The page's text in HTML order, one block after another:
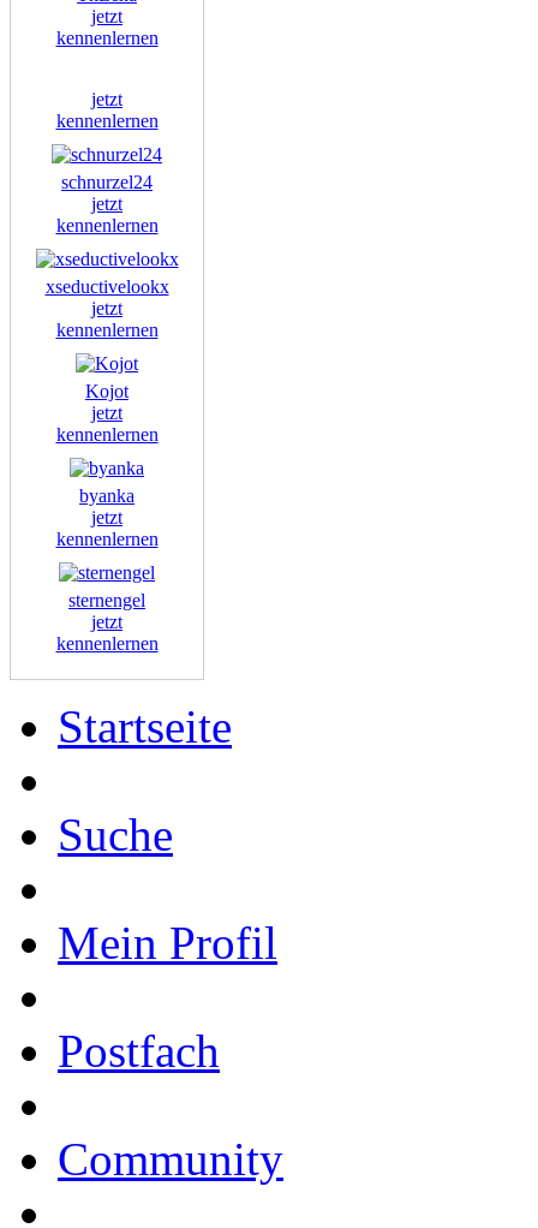
jetzt
kennenlernen
jetzt
kennenlernen
schnurzel24
jetzt
kennenlernen
xseductivelookx
jetzt
kennenlernen
Kojot
jetzt
kennenlernen
byanka
jetzt
kennenlernen
sternengel
jetzt
kennenlernen
Startseite
Suche
Mein Profil
Postfach
Community